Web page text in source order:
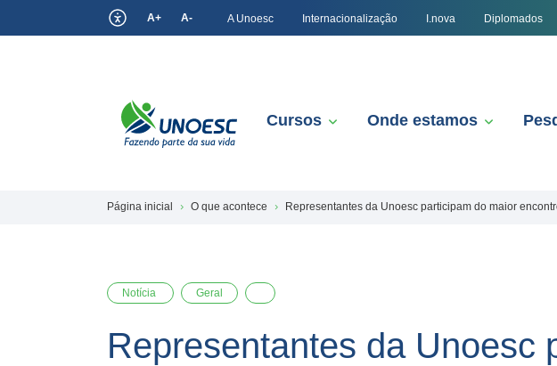
A+ A- A Unoesc Internacionalização I.nova Diplomados
Cursos Onde estamos
Página inicial O que acontece Representantes da Unoesc participam do maior
Notícia Geral
Representantes da Unoesc